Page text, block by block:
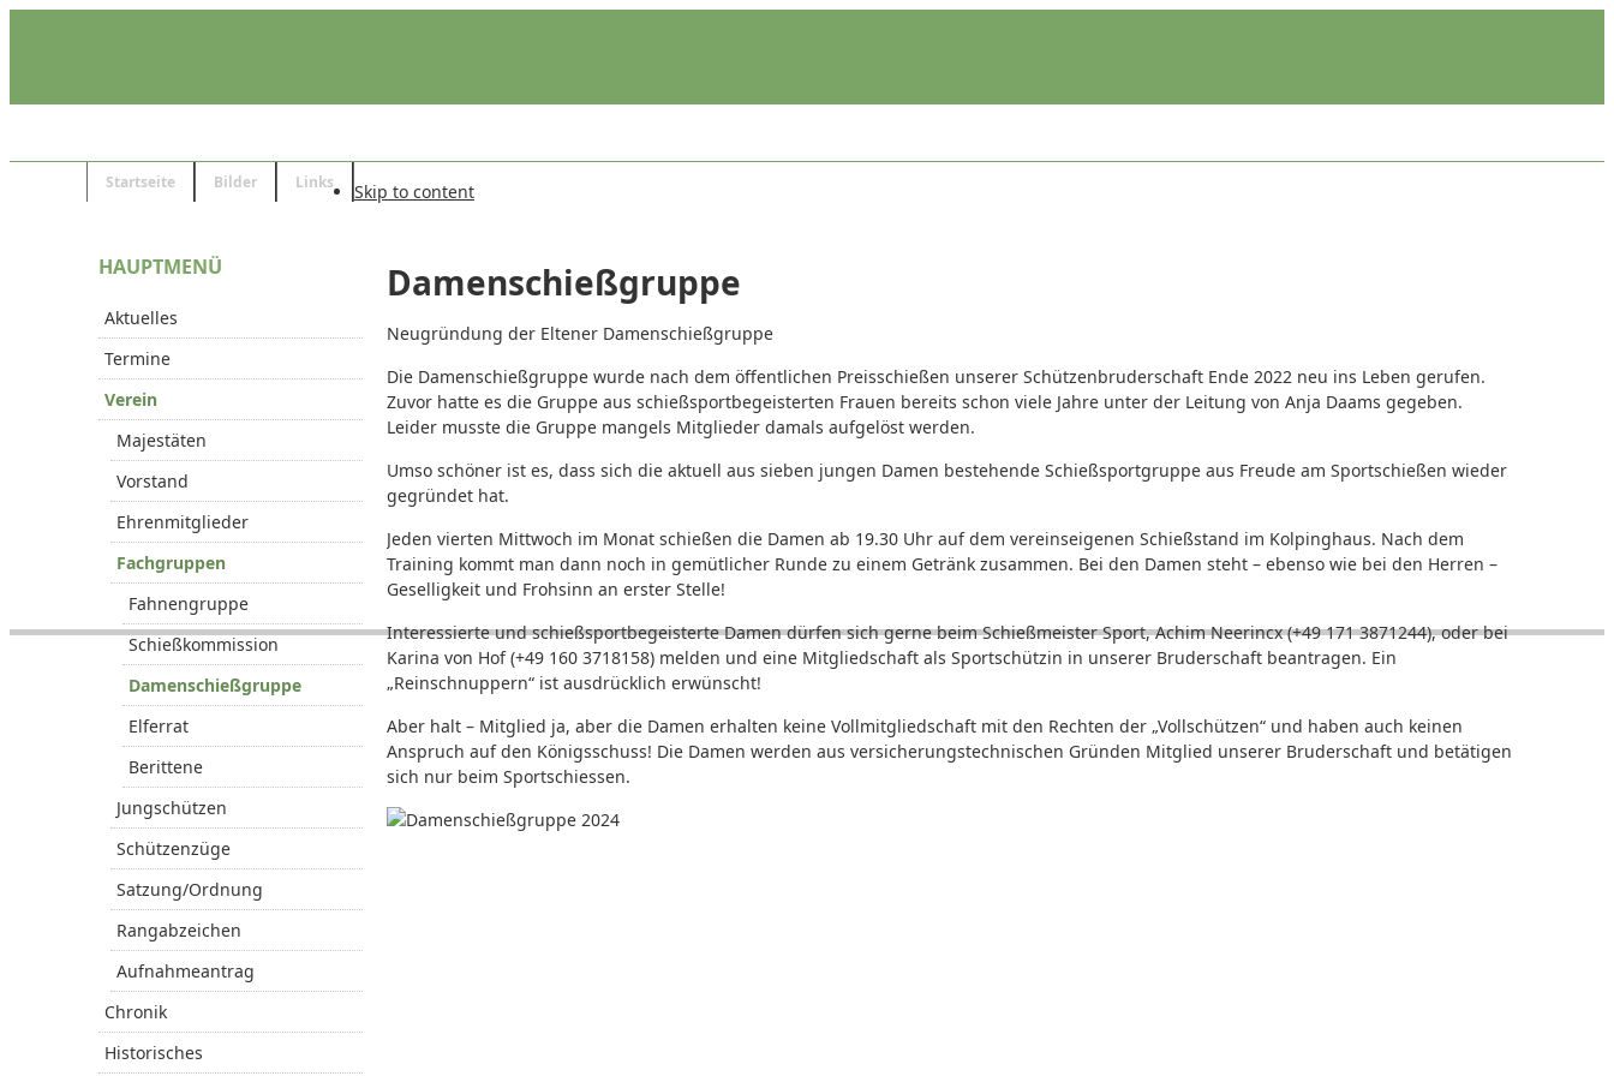
Startseite Bilder Links Skip to content
Damenschießgruppe
Neugründung der Eltener Damenschießgruppe
Die Damenschießgruppe wurde nach dem öffentlichen Preisschießen unserer Schützenbruderschaft Ende 2022 neu ins Leben gerufen.
Zuvor hatte es die Gruppe aus schießsportbegeisterten Frauen bereits schon viele Jahre unter der Leitung von Anja Daams gegeben.
Leider musste die Gruppe mangels Mitglieder damals aufgelöst werden.
Umso schöner ist es, dass sich die aktuell aus sieben jungen Damen bestehende Schießsportgruppe aus Freude am Sportschießen wieder
gegründet hat.
Jeden vierten Mittwoch im Monat schießen die Damen ab 19.30 Uhr auf dem vereinseigenen Schießstand im Kolpinghaus. Nach dem
Training kommt man dann noch in gemütlicher Runde zu einem Getränk zusammen. Bei den Damen steht – ebenso wie bei den Herren –
Geselligkeit und Frohsinn an erster Stelle!
Interessierte und schießsportbegeisterte Damen dürfen sich gerne beim Schießmeister Sport, Achim Neerincx (+49 171 3871244), oder bei
Karina von Hof (+49 160 3718158) melden und eine Mitgliedschaft als Sportschützin in unserer Bruderschaft beantragen. Ein
„Reinschnuppern“ ist ausdrücklich erwünscht!
Aber halt – Mitglied ja, aber die Damen erhalten keine Vollmitgliedschaft mit den Rechten der „Vollschützen“ und haben auch keinen
Anspruch auf den Königsschuss! Die Damen werden aus versicherungstechnischen Gründen Mitglied unserer Bruderschaft und betätigen
sich nur beim Sportschiessen.
HAUPTMENÜ
Aktuelles
Termine
Verein
Majestäten
Vorstand
Ehrenmitglieder
Fachgruppen
Fahnengruppe
Schießkommission
Damenschießgruppe
Elferrat
Berittene
Jungschützen
Schützenzüge
Satzung/Ordnung
Rangabzeichen
Aufnahmeantrag
Chronik
Historisches